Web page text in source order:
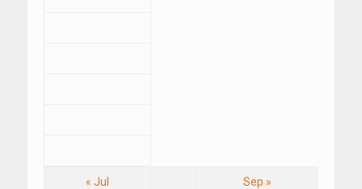
« Jul Sep »